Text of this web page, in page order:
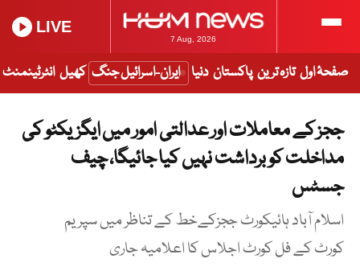
7 Aug, 2026
LIVE
صفحۂ اول تازہ ترین پاکستان دنیا ایران-اسرائیل جنگ کھیل انٹرٹینمنٹ
ججز کے معاملات اور عدالتی امور میں ایگزیکٹو کی
مداخلت کو برداشت نہیں کیا جائیگا، چیف
جسٹس
اسلام آباد ہائیکورٹ ججزکےخط کے تناظر میں سپریم
کورٹ کے فل کورٹ اجلاس کا اعلامیہ جاری